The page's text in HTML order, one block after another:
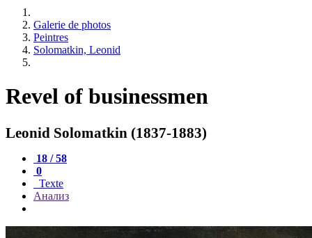
Galerie de photos
Peintres
Solomatkin, Leonid
Revel of businessmen
Leonid Solomatkin (1837-1883)
18 / 58
0
Texte
Анализ